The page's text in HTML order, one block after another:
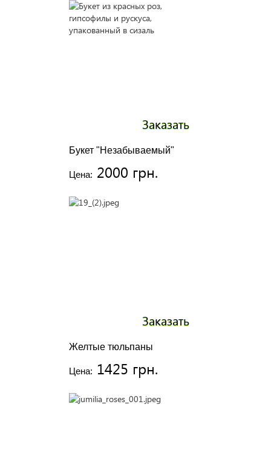
Букет "Незабываемый"
Цена: 2000 грн.
Заказать
Желтые тюльпаны
Цена: 1425 грн.
Заказать